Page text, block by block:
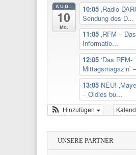
AUG.
10
Mo.
10:05 ‚Radio
Sendung des D...
11:05 ‚RFM –
Informatio...
12:05 ‘Das RFM-
Mittagsmagazin’
13:05 NEU!
– Oldies bu...
Hinzufügen
UNSERE PARTNER